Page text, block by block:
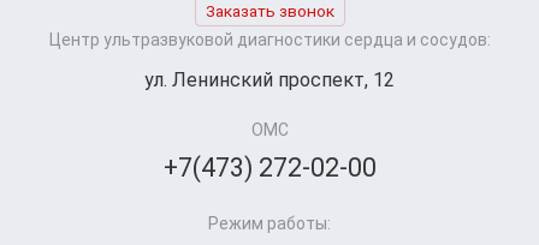
Заказать звонок
Центр ультразвуковой диагностики сердца и сосудов:
ул. Ленинский проспект, 12
ОМС
+7(473) 272-02-00
Режим работы: